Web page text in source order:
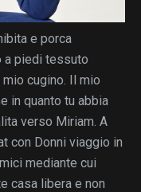
e porca
a piedi tessuto
cugino. Il mio
in quanto tu abbia
verso Miriam. A
con Donni viaggio in
mediante cui
casa libera e non